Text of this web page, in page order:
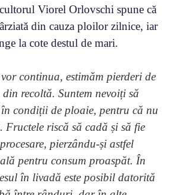
Viorel Orlovschi spune că
din cauza ploilor zilnice, iar
la cote destul de mari.
continua, estimăm pierderi de
recoltă. Suntem nevoiți să
condiții de ploaie, pentru că nu
Fructele riscă să cadă și să fie
pierzându-și astfel
pentru consum proaspăt. În
în livadă este posibil datorită